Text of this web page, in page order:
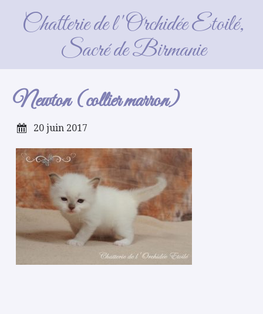
Chatterie de l'Orchidée Etoilé,
Sacré de Birmanie
Newton (collier marron)
Newton (collier marron)
20 juin 2017